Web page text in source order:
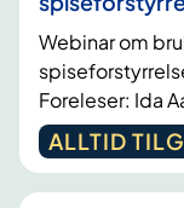
Webinar om
Foreleser: Ida
ALLTID